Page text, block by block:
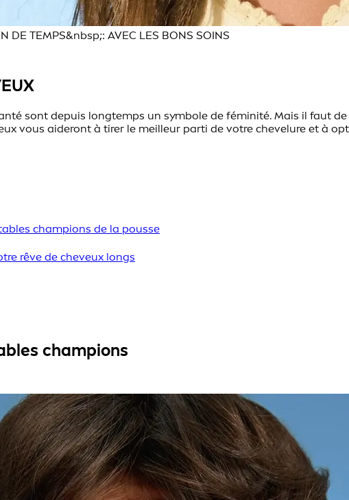
DE TEMPS&nbsp;: AVEC LES BONS SOINS
sont depuis longtemps un symbole de féminité. Mais il faut
vous aideront à tirer le meilleur parti de votre chevelure et à
champions de la pousse
rêve de cheveux longs
champions